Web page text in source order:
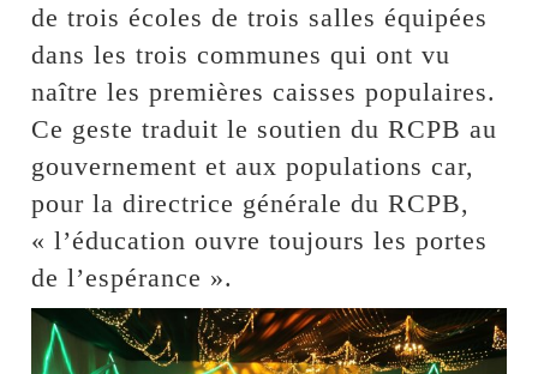
de trois écoles de trois salles équipées
dans les trois communes qui ont vu
naître les premières caisses populaires.
Ce geste traduit le soutien du RCPB au
gouvernement et aux populations car,
pour la directrice générale du RCPB,
« l’éducation ouvre toujours les portes
de l’espérance ».